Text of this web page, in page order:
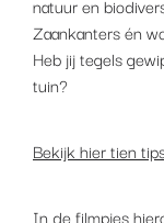
natuur en
Zaankanters én
Heb jij tegels
tuin?
Bekijk hier tien
In de filmpjes